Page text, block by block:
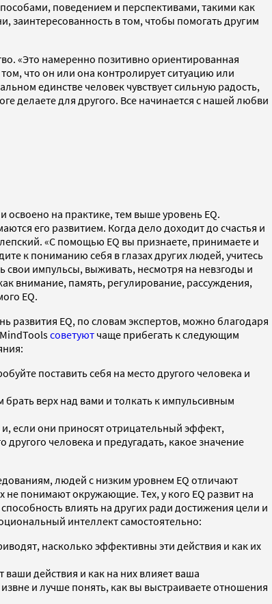
поведением и перспективами, такими как
заинтересованность в том, чтобы помогать другим
«Это намеренно позитивно ориентированная
что он или она контролирует ситуацию или
единстве человек чувствует сильную радость,
делаете для другого. Все начинается с нашей любви
на практике, тем выше уровень EQ.
его развитием. Когда дело доходит до счастья и
«С помощью EQ вы признаете, принимаете и
к пониманию себя в глазах других людей, учитесь
импульсы, выживать, несмотря на невзгоды и
внимание, память, регулирование, рассуждения,
EQ.
EQ, по словам экспертов, можно благодаря
советуют чаще прибегать к следующим
поставить себя на место другого человека и
верх над вами и толкать к импульсивным
если они приносят отрицательный эффект,
человека и предугадать, какое значение
людей с низким уровнем EQ отличают
понимают окружающие. Тех, у кого EQ развит на
влиять на других ради достижения цели и
интеллект самостоятельно:
насколько эффективны эти действия и как их
действия и как на них влияет ваша
и лучше понять, как вы выстраиваете отношения